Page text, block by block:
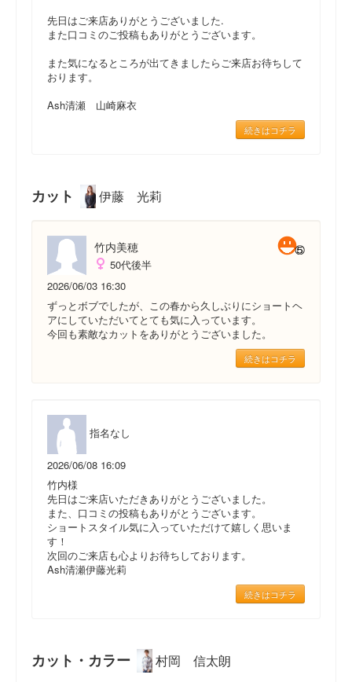
先日はご来店ありがとうございました.
また口コミのご投稿もありがとうございます。
また気になるところが出てきましたらご来店お待ちして
おります。
Ash清瀬 山崎麻衣
続きはコチラ
カット 伊藤 光莉
竹内美穂
50代後半
2026/06/03 16:30
ずっとボブでしたが、この春から久しぶりにショートヘ
アにしていただいてとても気に入っています。
今回も素敵なカットをありがとうございました。
続きはコチラ
指名なし
2026/06/08 16:09
竹内様
先日はご来店いただきありがとうございました。
また、口コミの投稿もありがとうございます。
ショートスタイル気に入っていただけて嬉しく思いま
す！
次回のご来店も心よりお待ちしております。
Ash清瀬伊藤光莉
続きはコチラ
カット・カラー 村岡 信太朗